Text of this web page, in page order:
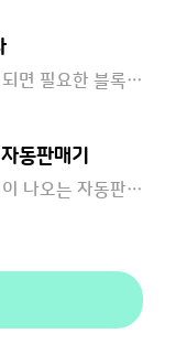
변수가 많아지게 되면 필요한 블록도 많아져서 코딩이 복잡해 지는데, 이럴때는 어떻게 해야 할까요?
동판매기
돈을 넣으면 물건이 나오는 자동판매기 소프트웨어를 만들어 보아요!